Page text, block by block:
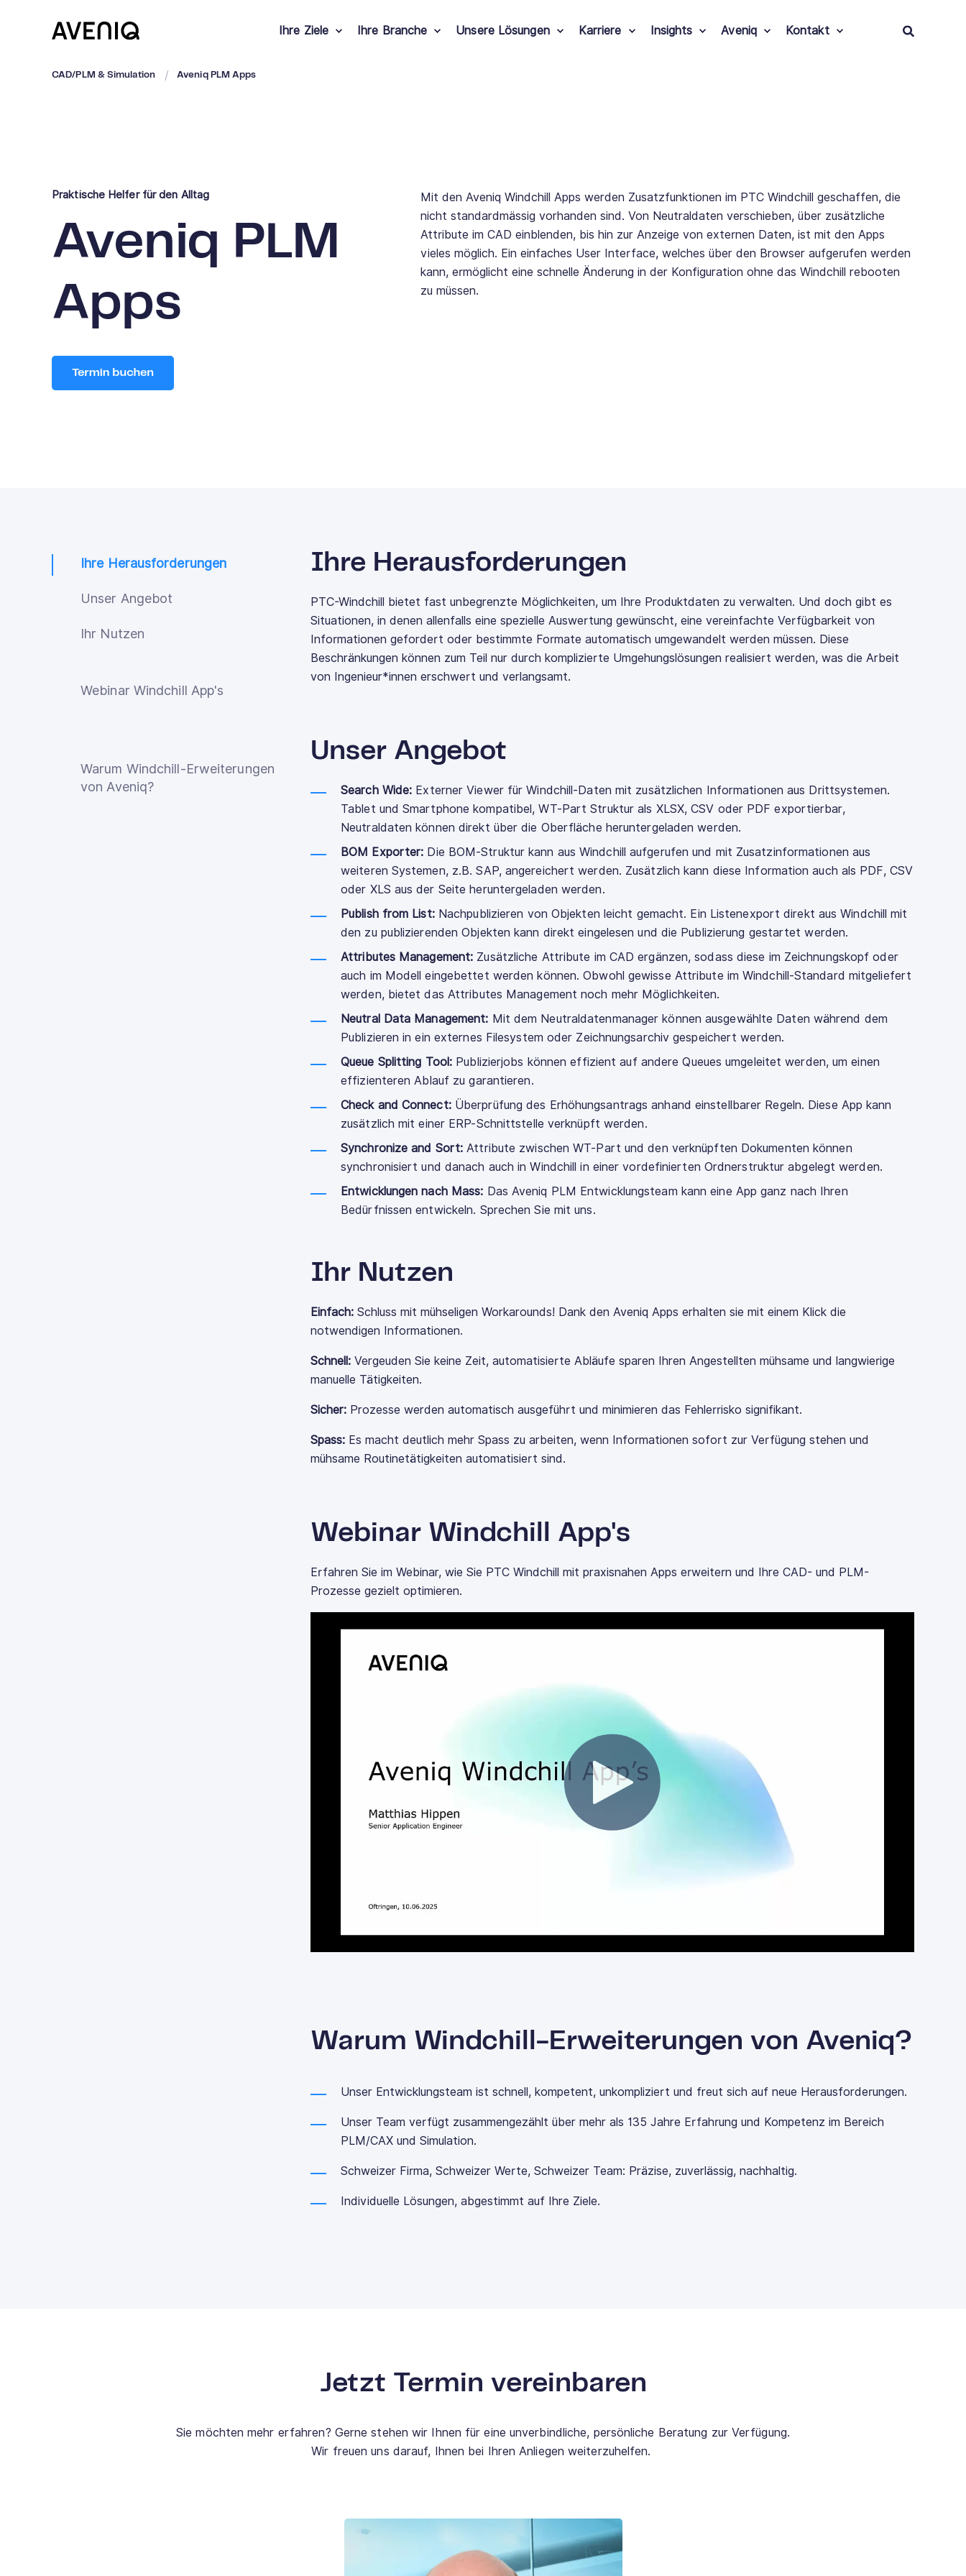
Ihre Ziele Ihre Branche Unsere Lösungen Karriere Insights Aveniq Kontakt
CAD/PLM & Simulation Aveniq PLM Apps
Praktische Helfer für den Alltag
Aveniq PLM
Apps
Mit den Aveniq Windchill Apps werden Zusatzfunktionen im PTC Windchill geschaffen, die
nicht standardmässig vorhanden sind. Von Neutraldaten verschieben, über zusätzliche
Attribute im CAD einblenden, bis hin zur Anzeige von externen Daten, ist mit den Apps
vieles möglich. Ein einfaches User Interface, welches über den Browser aufgerufen werden
kann, ermöglicht eine schnelle Änderung in der Konfiguration ohne das Windchill rebooten
zu müssen.
Ihre Herausforderungen
Unser Angebot
Ihr Nutzen
Webinar Windchill App's
Warum Windchill-Erweiterungen
von Aveniq?
Ihre Herausforderungen
PTC-Windchill bietet fast unbegrenzte Möglichkeiten, um Ihre Produktdaten zu verwalten. Und doch gibt es
Situationen, in denen allenfalls eine spezielle Auswertung gewünscht, eine vereinfachte Verfügbarkeit von
Informationen gefordert oder bestimmte Formate automatisch umgewandelt werden müssen. Diese
Beschränkungen können zum Teil nur durch komplizierte Umgehungslösungen realisiert werden, was die Arbeit
von Ingenieur*innen erschwert und verlangsamt.
Unser Angebot
Search Wide: Externer Viewer für Windchill-Daten mit zusätzlichen Informationen aus Drittsystemen.
Tablet und Smartphone kompatibel, WT-Part Struktur als XLSX, CSV oder PDF exportierbar,
Neutraldaten können direkt über die Oberfläche heruntergeladen werden.
BOM Exporter: Die BOM-Struktur kann aus Windchill aufgerufen und mit Zusatzinformationen aus
weiteren Systemen, z.B. SAP, angereichert werden. Zusätzlich kann diese Information auch als PDF, CSV
oder XLS aus der Seite heruntergeladen werden.
Publish from List: Nachpublizieren von Objekten leicht gemacht. Ein Listenexport direkt aus Windchill mit
den zu publizierenden Objekten kann direkt eingelesen und die Publizierung gestartet werden.
Attributes Management: Zusätzliche Attribute im CAD ergänzen, sodass diese im Zeichnungskopf oder
auch im Modell eingebettet werden können. Obwohl gewisse Attribute im Windchill-Standard mitgeliefert
werden, bietet das Attributes Management noch mehr Möglichkeiten.
Neutral Data Management: Mit dem Neutraldatenmanager können ausgewählte Daten während dem
Publizieren in ein externes Filesystem oder Zeichnungsarchiv gespeichert werden.
Queue Splitting Tool: Publizierjobs können effizient auf andere Queues umgeleitet werden, um einen
effizienteren Ablauf zu garantieren.
Check and Connect: Überprüfung des Erhöhungsantrags anhand einstellbarer Regeln. Diese App kann
zusätzlich mit einer ERP-Schnittstelle verknüpft werden.
Synchronize and Sort:Attribute zwischen WT-Part und den verknüpften Dokumenten können
synchronisiert und danach auch in Windchill in einer vordefinierten Ordnerstruktur abgelegt werden.
Entwicklungen nach Mass: Das Aveniq PLM Entwicklungsteam kann eine App ganz nach Ihren
Bedürfnissen entwickeln. Sprechen Sie mit uns.
Ihr Nutzen
Einfach: Schluss mit mühseligen Workarounds! Dank den Aveniq Apps erhalten sie mit einem Klick die
notwendigen Informationen.
Schnell: Vergeuden Sie keine Zeit, automatisierte Abläufe sparen Ihren Angestellten mühsame und langwierige
manuelle Tätigkeiten.
Sicher: Prozesse werden automatisch ausgeführt und minimieren das Fehlerrisko signifikant.
Spass: Es macht deutlich mehr Spass zu arbeiten, wenn Informationen sofort zur Verfügung stehen und
mühsame Routinetätigkeiten automatisiert sind.
Webinar Windchill App's
Erfahren Sie im Webinar, wie Sie PTC Windchill mit praxisnahen Apps erweitern und Ihre CAD- und PLM-
Prozesse gezielt optimieren.
Warum Windchill-Erweiterungen von Aveniq?
Unser Entwicklungsteam ist schnell, kompetent, unkompliziert und freut sich auf neue Herausforderungen.
Unser Team verfügt zusammengezählt über mehr als 135 Jahre Erfahrung und Kompetenz im Bereich
PLM/CAX und Simulation.
Schweizer Firma, Schweizer Werte, Schweizer Team: Präzise, zuverlässig, nachhaltig.
Individuelle Lösungen, abgestimmt auf Ihre Ziele.
Jetzt Termin vereinbaren
Sie möchten mehr erfahren? Gerne stehen wir Ihnen für eine unverbindliche, persönliche Beratung zur Verfügung.
Wir freuen uns darauf, Ihnen bei Ihren Anliegen weiterzuhelfen.